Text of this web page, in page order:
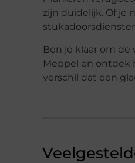
zijn duidelijk. Of je
Ben je klaar om
Meppel en ontdek
verschil dat een